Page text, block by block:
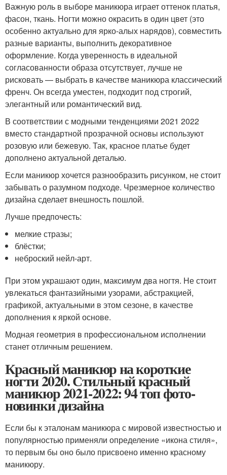
Важную роль в выборе маникюра играет оттенок платья,
фасон, ткань. Ногти можно окрасить в один цвет (это
особенно актуально для ярко-алых нарядов), совместить
разные варианты, выполнить декоративное
оформление. Когда уверенность в идеальной
согласованности образа отсутствует, лучше не
рисковать — выбрать в качестве маникюра классический
френч. Он всегда уместен, подходит под строгий,
элегантный или романтический вид.
В соответствии с модными тенденциями 2021 2022
вместо стандартной прозрачной основы используют
розовую или бежевую. Так, красное платье будет
дополнено актуальной деталью.
Если маникюр хочется разнообразить рисунком, не стоит
забывать о разумном подходе. Чрезмерное количество
дизайна сделает внешность пошлой.
Лучше предпочесть:
мелкие стразы;
блёстки;
неброский нейл-арт.
При этом украшают один, максимум два ногтя. Не стоит
увлекаться фантазийными узорами, абстракцией,
графикой, актуальными в этом сезоне, в качестве
дополнения к яркой основе.
Модная геометрия в профессиональном исполнении
станет отличным решением.
Красный маникюр на короткие
ногти 2020. Стильный красный
маникюр 2021-2022: 94 топ фото-
новинки дизайна
Если бы к эталонам маникюра с мировой известностью и
популярностью применяли определение «икона стиля»,
то первым бы оно было присвоено именно красному
маникюру.